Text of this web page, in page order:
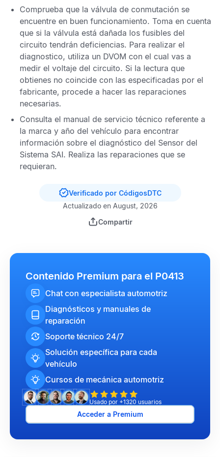
Comprueba que la válvula de conmutación se
encuentre en buen funcionamiento. Toma en cuenta
que si la válvula está dañada los fusibles del
circuito tendrán deficiencias. Para realizar el
diagnostico, utiliza un DVOM con el cual vas a
medir el voltaje del circuito. Si la lectura que
obtienes no coincide con las especificadas por el
fabricante, procede a hacer las reparaciones
necesarias.
Consulta el manual de servicio técnico referente a
la marca y año del vehículo para encontrar
información sobre el diagnóstico del Sensor del
Sistema SAI. Realiza las reparaciones que se
requieran.
Verificado por CódigosDTC
Actualizado en August, 2026
Compartir
Contenido Premium para el P0413
Chat con especialista automotriz
Diagnósticos y manuales de
reparación
Soporte técnico 24/7
Solución específica para cada
vehículo
Cursos de mecánica automotriz
Usado por +1320 usuarios
Acceder a Premium